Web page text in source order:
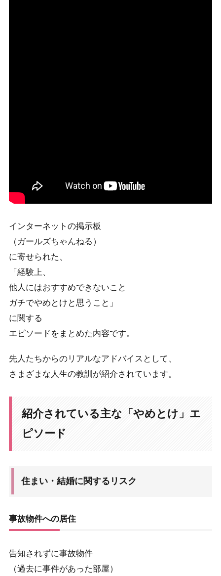
インターネットの掲示板
（ガールズちゃんねる）
に寄せられた、
「経験上、
他人にはおすすめできないこと
ガチでやめとけと思うこと」
に関する
エピソードをまとめた内容です。
先人たちからのリアルなアドバイスとして、
さまざまな人生の教訓が紹介されています。
紹介されている主な「やめとけ」エ
ピソード
住まい・結婚に関するリスク
事故物件への居住
告知されずに事故物件
（過去に事件があった部屋）